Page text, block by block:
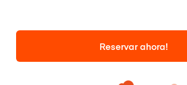
Reservar ahora!